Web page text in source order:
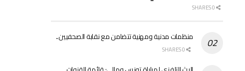
منظمات مدنية ومهنية تتضامن مع نقابة الصحفيين..